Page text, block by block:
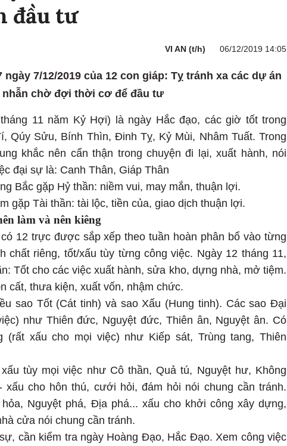
đầu tư
VI AN (t/h) 06/12/2019 14:05
7/12/2019 của 12 con giáp: Tỵ tránh xa các dự án
nhẫn chờ đợi thời cơ để đầu tư
11 năm Kỷ Hợi) là ngày Hắc đạo, các giờ tốt trong
Qúy Sửu, Bính Thìn, Đinh Tỵ, Kỷ Mùi, Nhâm Tuất. Trong
khắc nên cẩn thận trong chuyện đi lại, xuất hành, nói
đại sự là: Canh Thân, Giáp Thân
Bắc gặp Hỷ thần: niềm vui, may mắn, thuận lợi.
gặp Tài thần: tài lộc, tiền của, giao dịch thuận lợi.
làm và nên kiêng
12 trực được sắp xếp theo tuần hoàn phân bổ vào từng
chất riêng, tốt/xấu tùy từng công việc. Ngày 12 tháng 11,
Tốt cho các việc xuất hành, sửa kho, dựng nhà, mở tiệm.
cất, thưa kiện, xuất vốn, nhậm chức.
sao Tốt (Cát tinh) và sao Xấu (Hung tinh). Các sao Đại
như Thiên đức, Nguyệt đức, Thiên ân, Nguyệt ân. Có
(rất xấu cho mọi việc) như Kiếp sát, Trùng tang, Thiên
tùy mọi việc như Cô thần, Quả tú, Nguyệt hư, Không
xấu cho hôn thú, cưới hỏi, đám hỏi nói chung cần tránh.
Nguyệt phá, Địa phá... xấu cho khởi công xây dựng,
cửa nói chung cần tránh.
cần kiểm tra ngày Hoàng Đạo, Hắc Đạo. Xem công việc